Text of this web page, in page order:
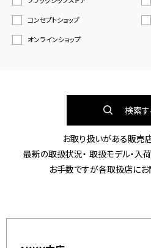
コンセプトショップ
オンラインショップ
検索す
お取り扱いがある販売
最新の取扱状況・ 取扱モデル・入
お手数ですが各取扱店にお